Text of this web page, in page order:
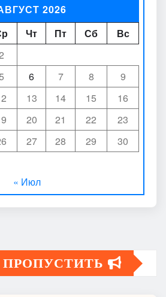
2026
Чт Пт Сб
Вс
6 7 8
9
13 14 15
16
20 21 22
23
27 28 29
30
« Июл